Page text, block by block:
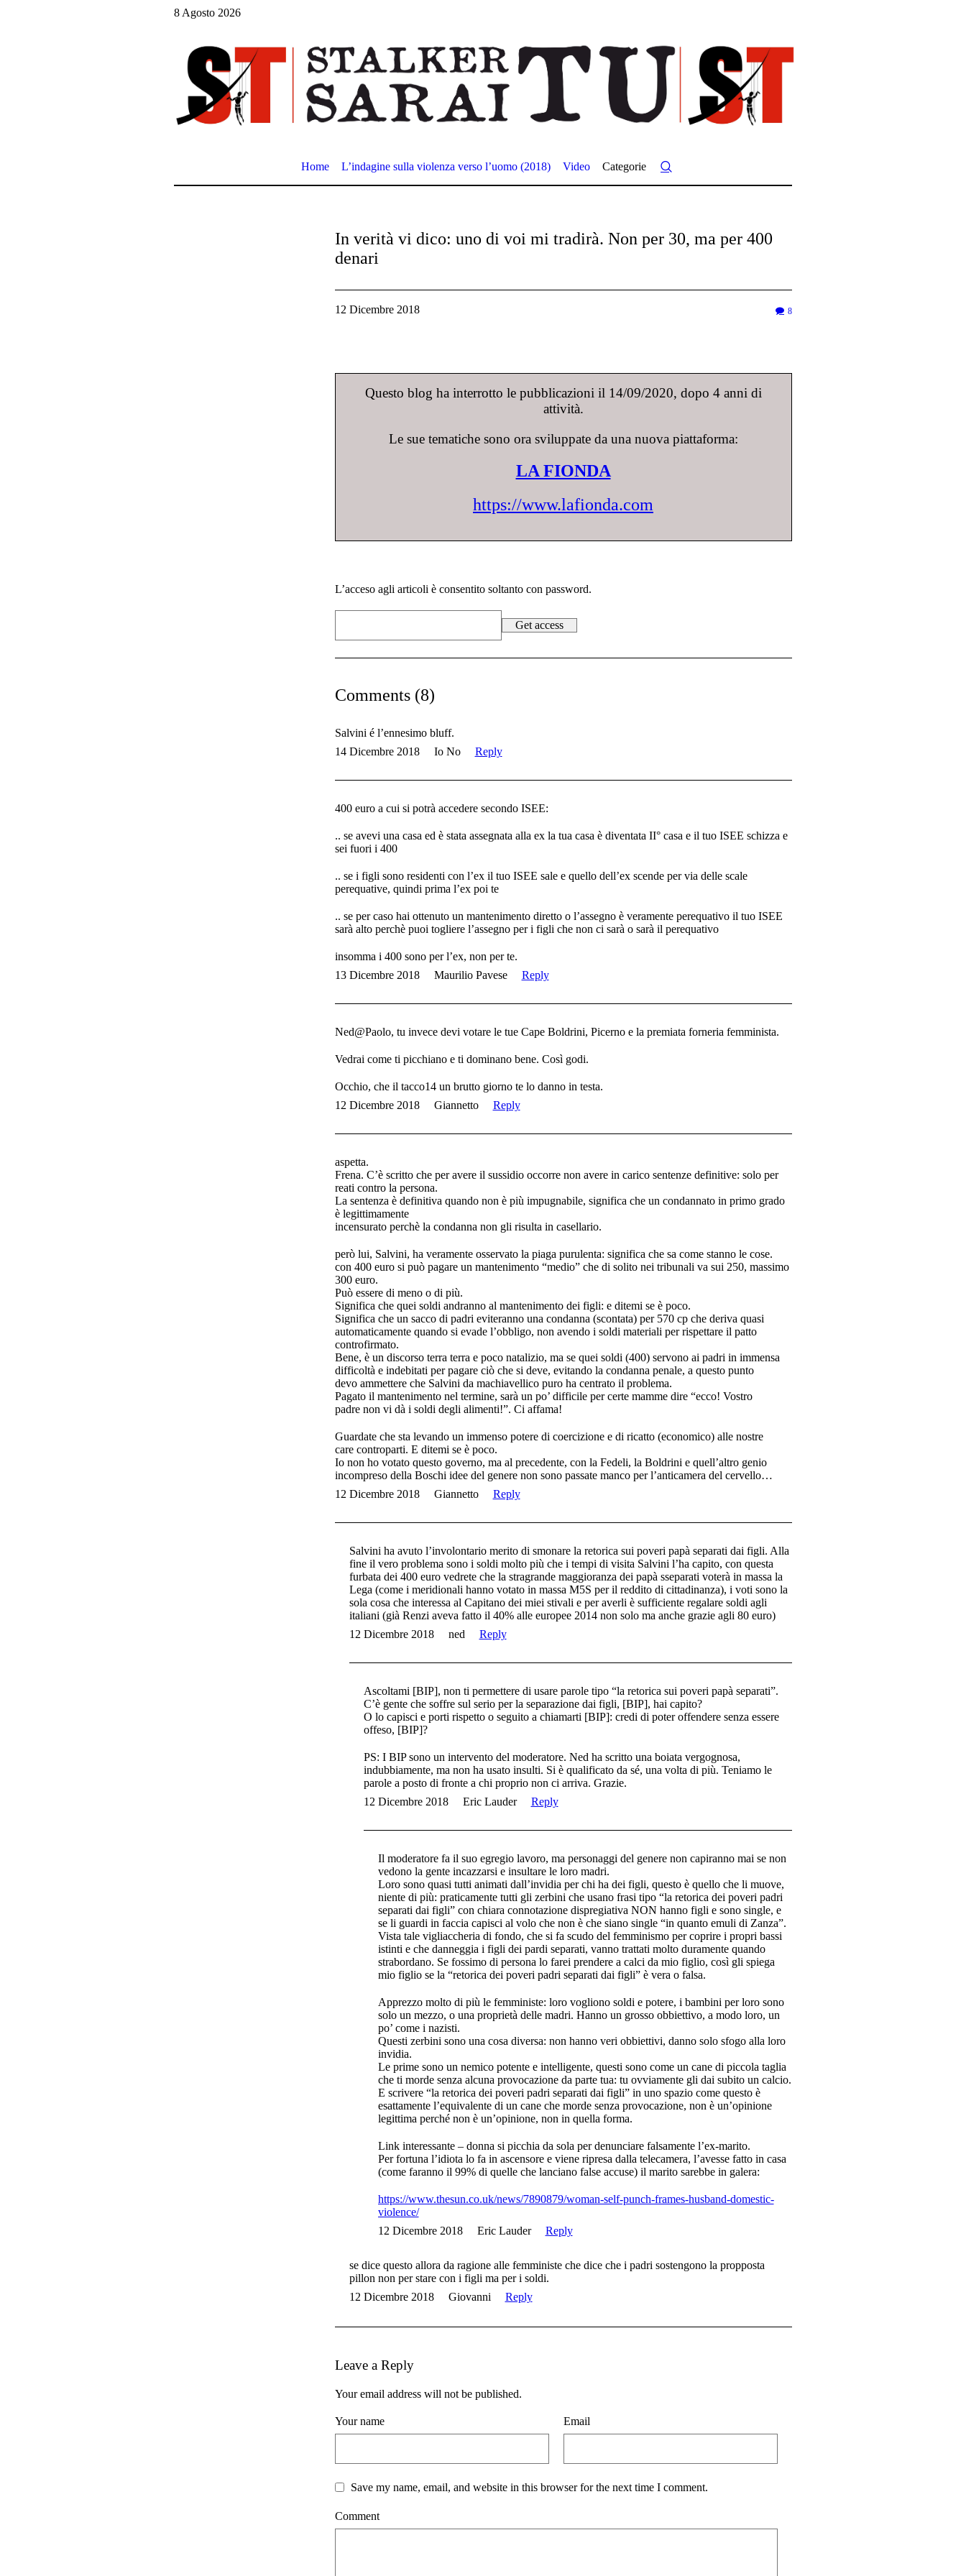
8 Agosto 2026
Home L’indagine sulla violenza verso l’uomo (2018) Video Categorie
In verità vi dico: uno di voi mi tradirà. Non per 30, ma per 400
denari
12 Dicembre 2018 8
Questo blog ha interrotto le pubblicazioni il 14/09/2020, dopo 4 anni di
attività.
Le sue tematiche sono ora sviluppate da una nuova piattaforma:
LA FIONDA
https://www.lafionda.com
L’acceso agli articoli è consentito soltanto con password.
Comments (8)
Salvini é l’ennesimo bluff.
14 Dicembre 2018
Io No Reply
400 euro a cui si potrà accedere secondo ISEE:
.. se avevi una casa ed è stata assegnata alla ex la tua casa è diventata II° casa e il tuo ISEE schizza e
sei fuori i 400
.. se i figli sono residenti con l’ex il tuo ISEE sale e quello dell’ex scende per via delle scale
perequative, quindi prima l’ex poi te
.. se per caso hai ottenuto un mantenimento diretto o l’assegno è veramente perequativo il tuo ISEE
sarà alto perchè puoi togliere l’assegno per i figli che non ci sarà o sarà il perequativo
insomma i 400 sono per l’ex, non per te.
13 Dicembre 2018
Maurilio Pavese Reply
Ned@Paolo, tu invece devi votare le tue Cape Boldrini, Picerno e la premiata forneria femminista.
Vedrai come ti picchiano e ti dominano bene. Così godi.
Occhio, che il tacco14 un brutto giorno te lo danno in testa.
12 Dicembre 2018
Giannetto Reply
aspetta.
Frena. C’è scritto che per avere il sussidio occorre non avere in carico sentenze definitive: solo per
reati contro la persona.
La sentenza è definitiva quando non è più impugnabile, significa che un condannato in primo grado
è legittimamente
incensurato perchè la condanna non gli risulta in casellario.
però lui, Salvini, ha veramente osservato la piaga purulenta: significa che sa come stanno le cose.
con 400 euro si può pagare un mantenimento “medio” che di solito nei tribunali va sui 250, massimo
300 euro.
Può essere di meno o di più.
Significa che quei soldi andranno al mantenimento dei figli: e ditemi se è poco.
Significa che un sacco di padri eviteranno una condanna (scontata) per 570 cp che deriva quasi
automaticamente quando si evade l’obbligo, non avendo i soldi materiali per rispettare il patto
controfirmato.
Bene, è un discorso terra terra e poco natalizio, ma se quei soldi (400) servono ai padri in immensa
difficoltà e indebitati per pagare ciò che si deve, evitando la condanna penale, a questo punto
devo ammettere che Salvini da machiavellico puro ha centrato il problema.
Pagato il mantenimento nel termine, sarà un po’ difficile per certe mamme dire “ecco! Vostro
padre non vi dà i soldi degli alimenti!”. Ci affama!
Guardate che sta levando un immenso potere di coercizione e di ricatto (economico) alle nostre
care controparti. E ditemi se è poco.
Io non ho votato questo governo, ma al precedente, con la Fedeli, la Boldrini e quell’altro genio
incompreso della Boschi idee del genere non sono passate manco per l’anticamera del cervello…
12 Dicembre 2018
Giannetto Reply
Salvini ha avuto l’involontario merito di smonare la retorica sui poveri papà separati dai figli. Alla
fine il vero problema sono i soldi molto più che i tempi di visita Salvini l’ha capito, con questa
furbata dei 400 euro vedrete che la stragrande maggioranza dei papà sseparati voterà in massa la
Lega (come i meridionali hanno votato in massa M5S per il reddito di cittadinanza), i voti sono la
sola cosa che interessa al Capitano dei miei stivali e per averli è sufficiente regalare soldi agli
italiani (già Renzi aveva fatto il 40% alle europee 2014 non solo ma anche grazie agli 80 euro)
12 Dicembre 2018
ned Reply
Ascoltami [BIP], non ti permettere di usare parole tipo “la retorica sui poveri papà separati”.
C’è gente che soffre sul serio per la separazione dai figli, [BIP], hai capito?
O lo capisci e porti rispetto o seguito a chiamarti [BIP]: credi di poter offendere senza essere
offeso, [BIP]?
PS: I BIP sono un intervento del moderatore. Ned ha scritto una boiata vergognosa,
indubbiamente, ma non ha usato insulti. Si è qualificato da sé, una volta di più. Teniamo le
parole a posto di fronte a chi proprio non ci arriva. Grazie.
12 Dicembre 2018
Eric Lauder Reply
Il moderatore fa il suo egregio lavoro, ma personaggi del genere non capiranno mai se non
vedono la gente incazzarsi e insultare le loro madri.
Loro sono quasi tutti animati dall’invidia per chi ha dei figli, questo è quello che li muove,
niente di più: praticamente tutti gli zerbini che usano frasi tipo “la retorica dei poveri padri
separati dai figli” con chiara connotazione dispregiativa NON hanno figli e sono single, e
se li guardi in faccia capisci al volo che non è che siano single “in quanto emuli di Zanza”.
Vista tale vigliaccheria di fondo, che si fa scudo del femminismo per coprire i propri bassi
istinti e che danneggia i figli dei pardi separati, vanno trattati molto duramente quando
strabordano. Se fossimo di persona lo farei prendere a calci da mio figlio, così gli spiega
mio figlio se la “retorica dei poveri padri separati dai figli” è vera o falsa.
Apprezzo molto di più le femministe: loro vogliono soldi e potere, i bambini per loro sono
solo un mezzo, o una proprietà delle madri. Hanno un grosso obbiettivo, a modo loro, un
po’ come i nazisti.
Questi zerbini sono una cosa diversa: non hanno veri obbiettivi, danno solo sfogo alla loro
invidia.
Le prime sono un nemico potente e intelligente, questi sono come un cane di piccola taglia
che ti morde senza alcuna provocazione da parte tua: tu ovviamente gli dai subito un calcio.
E scrivere “la retorica dei poveri padri separati dai figli” in uno spazio come questo è
esattamente l’equivalente di un cane che morde senza provocazione, non è un’opinione
legittima perché non è un’opinione, non in quella forma.
Link interessante – donna si picchia da sola per denunciare falsamente l’ex-marito.
Per fortuna l’idiota lo fa in ascensore e viene ripresa dalla telecamera, l’avesse fatto in casa
(come faranno il 99% di quelle che lanciano false accuse) il marito sarebbe in galera:
https://www.thesun.co.uk/news/7890879/woman-self-punch-frames-husband-domestic-
violence/
12 Dicembre 2018
Eric Lauder Reply
se dice questo allora da ragione alle femministe che dice che i padri sostengono la propposta
pillon non per stare con i figli ma per i soldi.
12 Dicembre 2018
Giovanni Reply
Leave a Reply
Your email address will not be published.
Your name Email
Save my name, email, and website in this browser for the next time I comment.
Comment